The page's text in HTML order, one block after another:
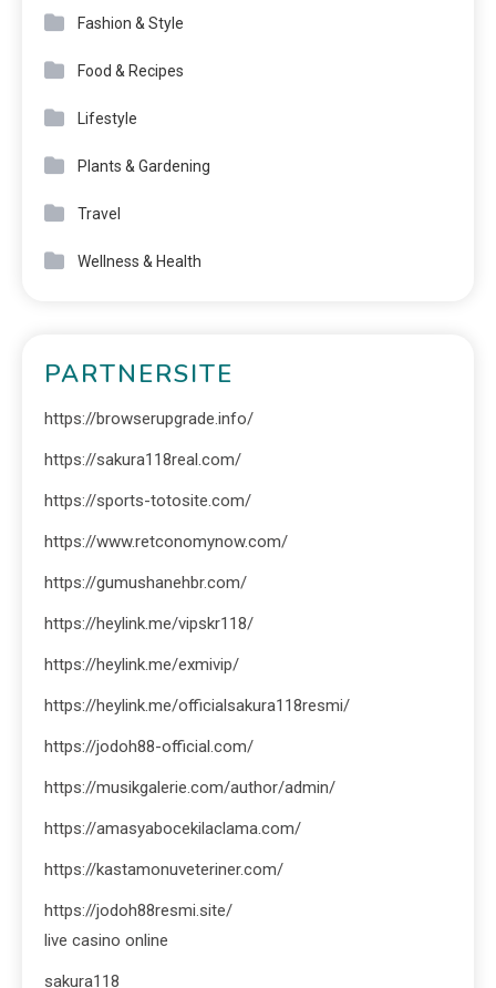
Fashion & Style
Food & Recipes
Lifestyle
Plants & Gardening
Travel
Wellness & Health
PARTNERSITE
https://browserupgrade.info/
https://sakura118real.com/
https://sports-totosite.com/
https://www.retconomynow.com/
https://gumushanehbr.com/
https://heylink.me/vipskr118/
https://heylink.me/exmivip/
https://heylink.me/officialsakura118resmi/
https://jodoh88-official.com/
https://musikgalerie.com/author/admin/
https://amasyabocekilaclama.com/
https://kastamonuveteriner.com/
https://jodoh88resmi.site/
live casino online
sakura118